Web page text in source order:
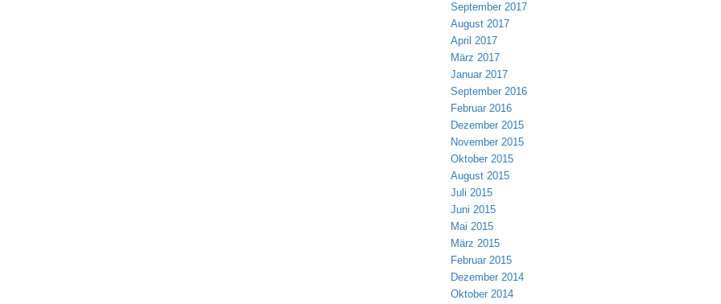
September 2017
August 2017
April 2017
März 2017
Januar 2017
September 2016
Februar 2016
Dezember 2015
November 2015
Oktober 2015
August 2015
Juli 2015
Juni 2015
Mai 2015
März 2015
Februar 2015
Dezember 2014
Oktober 2014